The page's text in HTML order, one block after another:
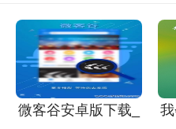
台风路径查询软件是一款功
台风信息服务应用。它通过高
提供了一个实时、可靠的台风
社会，都具有不可忽视的实用
是，该软件的用户个性化设置
微客谷安卓版下载_